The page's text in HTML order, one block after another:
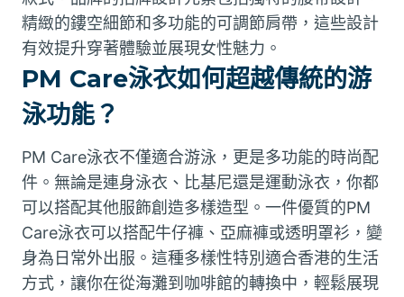
精緻的鏤空細節和多功能的可調節肩帶，這些設計
有效提升穿著體驗並展現女性魅力。
PM Care泳衣如何超越傳統的游
泳功能？
PM Care泳衣不僅適合游泳，更是多功能的時尚配
件。無論是連身泳衣、比基尼還是運動泳衣，你都
可以搭配其他服飾創造多樣造型。一件優質的PM
Care泳衣可以搭配牛仔褲、亞麻褲或透明罩衫，變
身為日常外出服。這種多樣性特別適合香港的生活
方式，讓你在從海灘到咖啡館的轉換中，輕鬆展現